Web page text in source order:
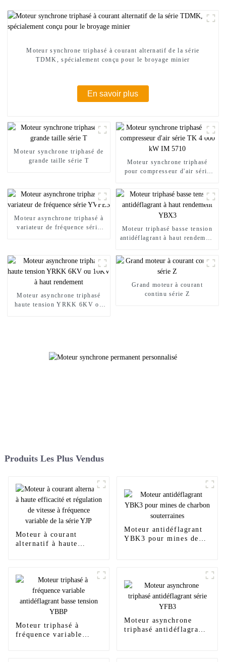
Moteur synchrone triphasé à courant alternatif de la série
TDMK, spécialement conçu pour le broyage minier
En savoir plus
Moteur synchrone triphasé de
grande taille série T
Moteur synchrone triphasé
pour compresseur d'air série
Moteur asynchrone triphasé à
variateur de fréquence série
Moteur triphasé basse tension
antidéflagrant à haut rendement
Moteur asynchrone triphasé
haute tension YRKK 6KV ou
Grand moteur à courant
continu série Z
Produits Les Plus Vendus
Moteur à courant
alternatif à haute
variable de la série YJP
Moteur antidéflagrant
YBK3 pour mines de
Moteur triphasé à
fréquence variable
Moteur asynchrone
triphasé antidéflagrant